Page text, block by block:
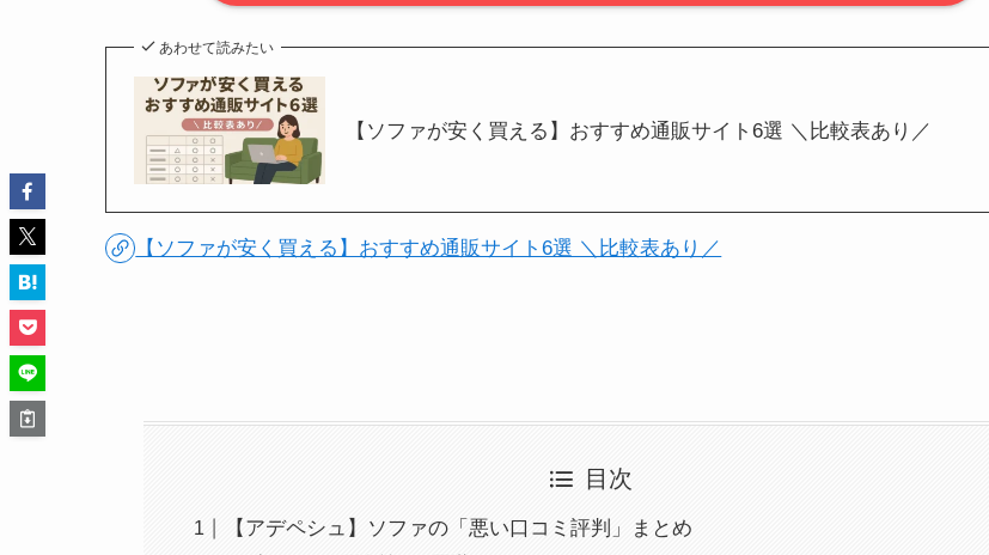
あわせて読みたい
【ソファが安く買える】おすすめ通販サイト6選 ＼比較表あり／
【ソファが安く買える】おすすめ通販サイト6選 ＼比較表あり／
目次
【アデペシュ】ソファの「悪い口コミ評判」まとめ